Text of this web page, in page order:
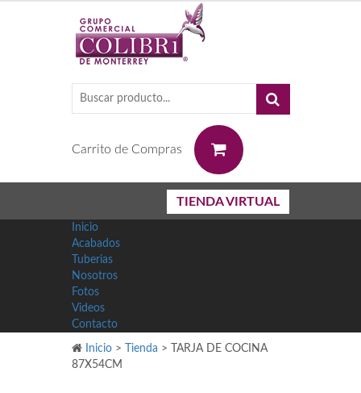
Carrito de Compras
TIENDA VIRTUAL
Inicio
Acabados
Tuberias
Nosotros
Fotos
Videos
Contacto
Inicio > Tienda >
TARJA DE COCINA
87X54CM